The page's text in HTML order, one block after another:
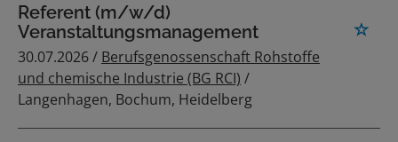
Referent (m/w/d)
Veranstaltungsmanagement
30.07.2026 / Berufsgenossenschaft Rohstoffe
und chemische Industrie (BG RCI) /
Langenhagen, Bochum, Heidelberg